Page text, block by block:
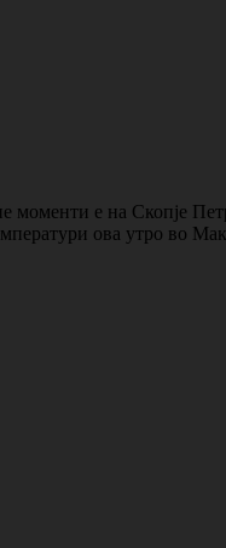
моменти е на Скопје
ова утро во